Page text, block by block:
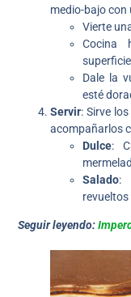
medio-bajo con
Vierte
Cocina
Dale la
esté
Servir: Sirve
acompañarlos
Dulce:
Salado:
revueltos
Seguir leyendo: